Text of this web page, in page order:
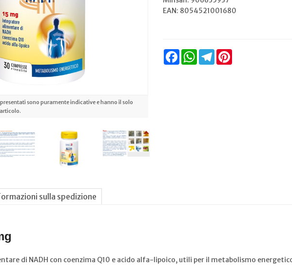
sono puramente indicative e hanno il solo
EAN: 8054521001680
FacebookWhatsAppTelegram
sulla spedizione
di NADH con coenzima Q10 e acido alfa-lipoico, utili per il metabolismo